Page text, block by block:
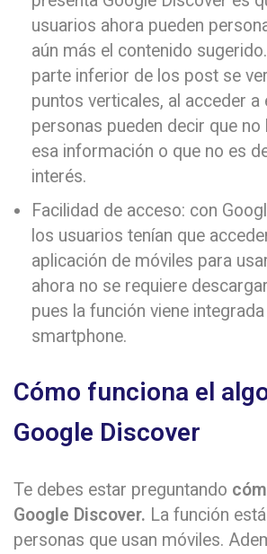
usuarios ahora pueden
aún más el contenido
parte inferior de los post se
puntos verticales, al acceder a
personas pueden decir que no
esa información o que no es
interés.
Facilidad de acceso: con
los usuarios tenían que
aplicación de móviles para
ahora no se requiere
pues la función viene
smartphone.
Cómo funciona el
Google Discover
Te debes estar preguntando
Google Discover. La función
personas que usan móviles.